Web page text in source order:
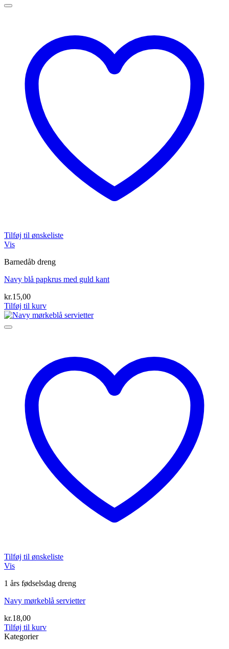
Tilføj til ønskeliste
Vis
Barnedåb dreng
Navy blå papkrus med guld kant
kr.15,00
Tilføj til kurv
Tilføj til ønskeliste
Vis
1 års fødselsdag dreng
Navy mørkeblå servietter
kr.18,00
Tilføj til kurv
Kategorier